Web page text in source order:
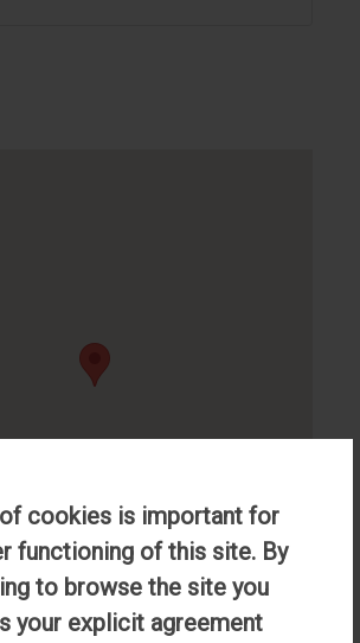
cookies is important for
functioning of this site. By
to browse the site you
your explicit agreement